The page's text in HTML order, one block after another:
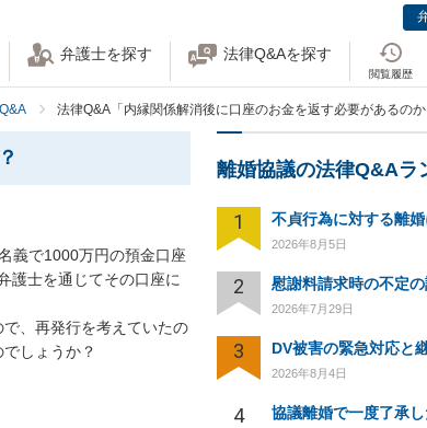
弁護士を探す 法律Q&Aを探す
閲覧履歴
法律Q&A「内縁関係解消後に口座のお金を返す必要があるのか
義で1000万円の預金口座
護士を通じてその口座に
、再発行を考えていたの
しょうか？
離婚協議の法律Q&Aラ
1
2026年8月5日
2
2026年7月29日
3
2026年8月4日
4